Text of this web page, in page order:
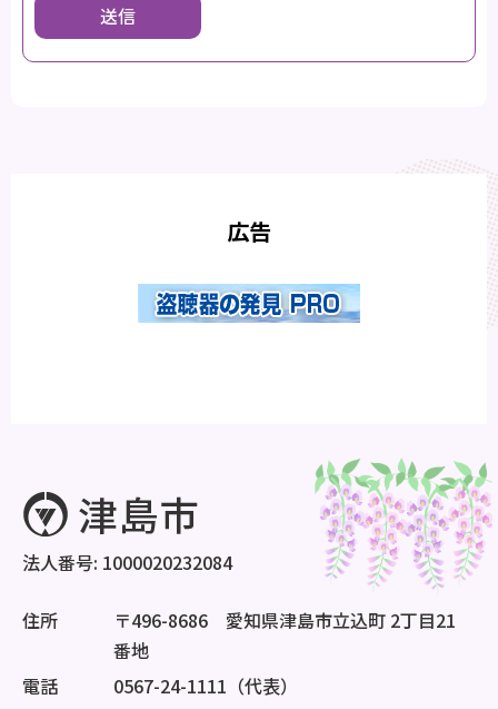
広告
法人番号: 1000020232084
住所
〒496-8686 愛知県津島市立込町 2丁目21
番地
電話
0567-24-1111（代表）